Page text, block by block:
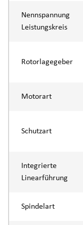
Nennspannung
Leistungskreis
Rotorlagegeber
Motorart
Schutzart
Integrierte
Linearführung
Spindelart